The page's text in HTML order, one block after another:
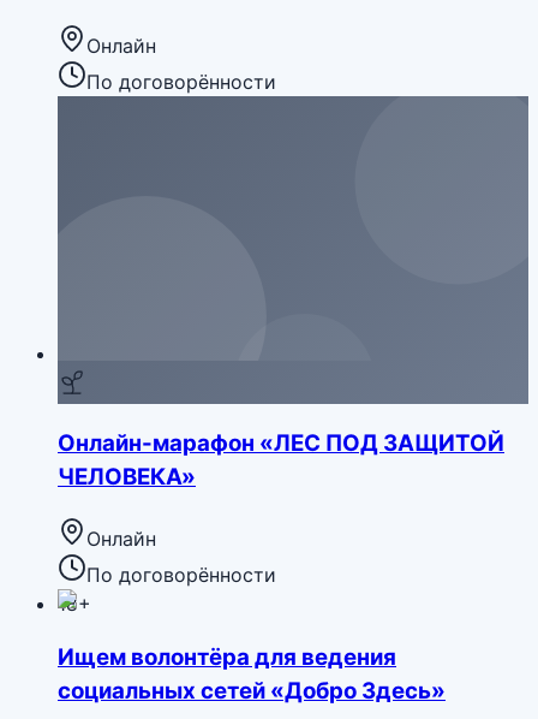
Онлайн
По договорённости
Онлайн-марафон «ЛЕС ПОД ЗАЩИТОЙ
ЧЕЛОВЕКА»
Онлайн
По договорённости
18+
Ищем волонтёра для ведения
социальных сетей «Добро Здесь»